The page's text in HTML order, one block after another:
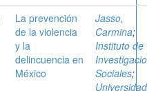
La prevención
de la violencia
y la
delincuencia en
México
Jasso,
Carmina;
Instituto de
Sociales;
Universidad